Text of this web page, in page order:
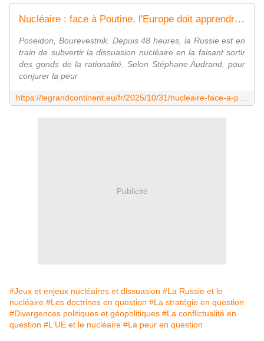
Nucléaire : face à Poutine, l'Europe doit apprendre à faire peur
Poseidon, Bourevestnik. Depuis 48 heures, la Russie est en
train de subvertir la dissuasion nucléaire en la faisant sortir
des gonds de la rationalité. Selon Stéphane Audrand, pour
conjurer la peur
Publicité
#Jeux et enjeux nucléaires et dissuasion #La Russie et le
nucléaire #Les doctrines en question #La stratégie en question
#Divergences politiques et géopolitiques #La conflictualité en
question #L'UE et le nucléaire #La peur en question